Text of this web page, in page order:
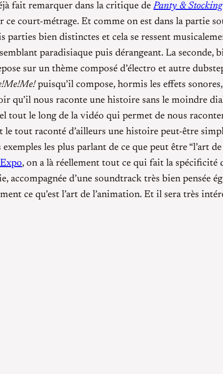
fait remarquer dans la critique dePanty &
ce court-métrage. Et comme on est dans la partie
parties bien distinctes et cela se ressent
paradisiaque puis dérangeant. La seconde,
sur un thème composé d’électro et autre
puisqu’il compose, hormis les effets
qu’il nous raconte une histoire sans le moindre
tout le long de la vidéo qui permet de nous
le tout raconté d’ailleurs une histoire peut-être
les plus parlant de ce que peut être “l’art
, on a là réellement tout ce qui fait la spécificité
accompagnée d’une soundtrack très bien pensée
ce qu’est l’art de l’animation. Et il sera très